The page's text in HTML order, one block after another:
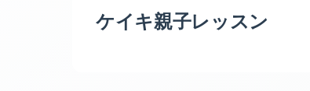
ケイキ親子レッスン